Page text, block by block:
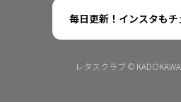
毎日更新！インスタもチ
レタスクラブ ©